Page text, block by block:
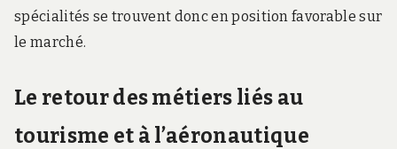
spécialités se trouvent donc en position favorable sur
le marché.
Le retour des métiers liés au
tourisme et à l’aéronautique